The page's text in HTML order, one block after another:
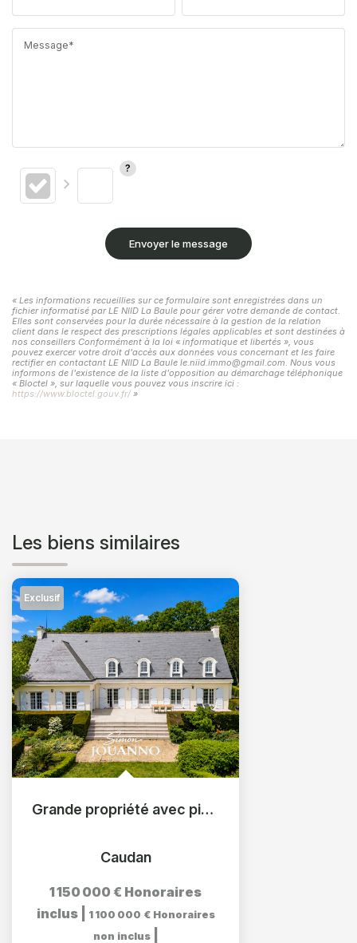
Message*
Envoyer le message
« Les informations recueillies sur ce formulaire sont enregistrées dans un
fichier informatisé par LE NIID La Baule pour gérer votre demande de contact.
Elles sont conservées pour la durée nécessaire à la gestion de la relation
client dans le respect des prescriptions légales applicables et sont destinées à
nos conseillers Conformément à la loi « informatique et libertés », vous
pouvez exercer votre droit d'accès aux données vous concernant et les faire
rectifier en contactant LE NIID La Baule le.niid.immo@gmail.com. Nous vous
informons de l'existence de la liste d'opposition au démarchage téléphonique
« Bloctel », sur laquelle vous pouvez vous inscrire ici :
https://www.bloctel.gouv.fr/ »
Les biens similaires
Exclusif
Grande propriété avec piscine, tennis et parc arboré
Caudan
1 150 000 € Honoraires
inclus
1 100 000 € Honoraires
non inclus